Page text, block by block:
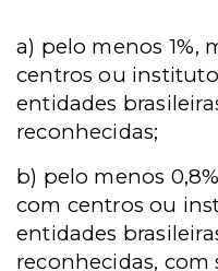
a) pelo menos 1%,
centros ou
entidades
reconhecidas;
b) pelo menos
com centros ou
entidades
reconhecidas, com